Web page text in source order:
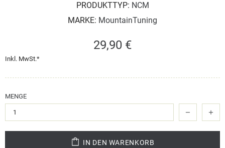
PRODUKTTYP: NCM
MARKE: MountainTuning
29,90 €
Inkl. MwSt.*
MENGE
IN DEN WARENKORB